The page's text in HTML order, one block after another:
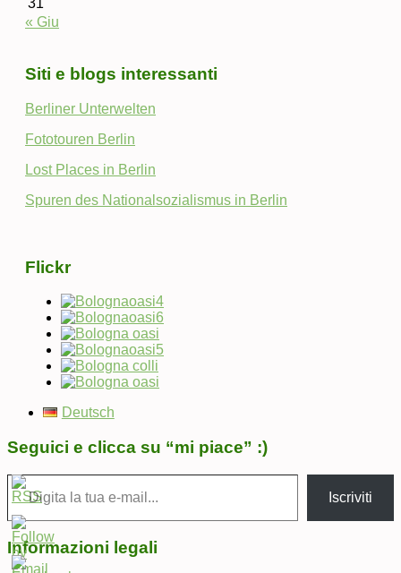
« Giu
Siti e blogs interessanti
Berliner Unterwelten
Fototouren Berlin
Lost Places in Berlin
Spuren des Nationalsozialismus in Berlin
Flickr
Deutsch
Seguici e clicca su “mi piace” :)
Digita la tua e-mail...
Iscriviti
Informazioni legali